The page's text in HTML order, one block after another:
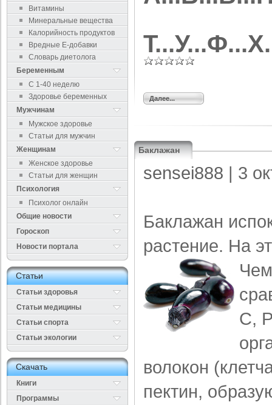
Витамины
Минеральные вещества
Калорийность продуктов
Вредные Е-добавки
Словарь диетолога
Беременным
С 1-40 неделю
Здоровье беременных
Мужчинам
Мужское здоровье
Статьи для мужчин
Женщинам
Женское здоровье
Статьи для женщин
Психология
Психолог онлайн
Общие новости
Гороскоп
Новости портала
Cтатьи
Статьи здоровья
Cтатьи медицины
Статьи спорта
Статьи экологии
Cкачать
Книги
Программы
Т...У...Ф...Х
Далее...
Баклажан
sensei888 | 3
Баклажан
растение. На
С,
волокон
пектин,